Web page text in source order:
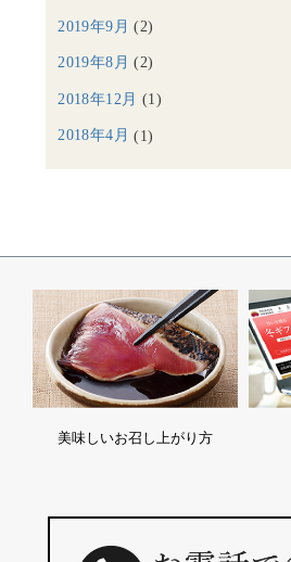
2019年9月 (2)
2019年8月 (2)
2018年12月 (1)
2018年4月 (1)
美味しいお召し上がり方